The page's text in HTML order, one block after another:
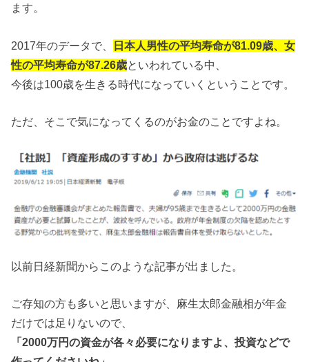
ます。
2017年のデータで、
日本人男性の平均寿命が81.09歳、女
性の平均寿命が87.26歳といわれている中、
今後は100歳を生きる時代になっていくということです。
ただ、そこで気になってくるのがお金のことですよね。
以前日経新聞からこのような記事が出ました。
ご存知の方も多いと思いますが、麻生太郎金融相が年金
だけでは足りないので、
「2000万円の資金が各々必要になりますよ、投資などで